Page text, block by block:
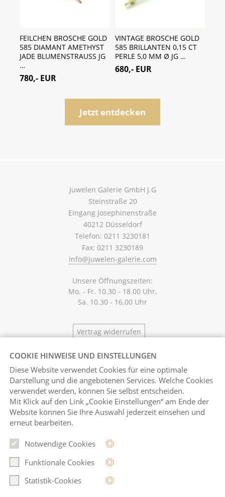
FEILCHEN BROSCHE GOLD
585 DIAMANT AMETHYST
JADE BLUMENSTRAUSS JG
…
780,- EUR
VINTAGE BROSCHE GOLD
585 BRILLANTEN 0,15 CT
PERLE 5,0 MM Ø JG …
680,- EUR
Jetzt entdecken
Juwelen Galerie GmbH J.G
Steinstraße 20
Eingang Josephinenstraße
40212 Düsseldorf
Telefon: 0211 3230181
Fax: 0211 3230189
info@juwelen-galerie.com
Unsere Öffnungszeiten:
Mo. - Fr. 10.30 - 18.00 Uhr,
Sa. 10.30 - 16.00 Uhr
Pinterest
Vertrag widerrufen
COOKIE HINWEISE UND EINSTELLUNGEN
Diese Website verwendet Cookies für eine optimale
Darstellung und die angebotenen Services. Welche Cookies
verwendet werden, können Sie selbst entscheiden.
Mit Klick aufden Link „Cookie Einstellungen“ am Ende der
Website können Sie Ihre Auswahl jederzeit einsehen und
erneut bearbeiten.
Notwendige Cookies
Funktionale Cookies
Statistik-Cookies